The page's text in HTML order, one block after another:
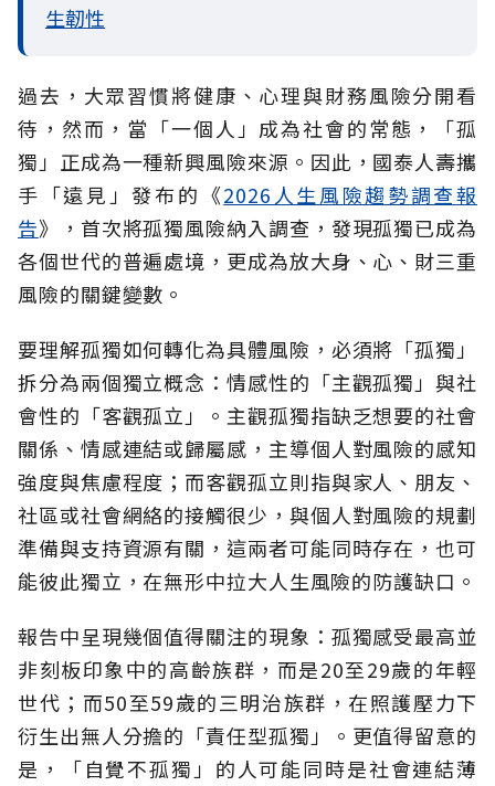
生韌性
過去，大眾習慣將健康、心理與財務風險分開看
待，然而，當「一個人」成為社會的常態，「孤
獨」正成為一種新興風險來源。因此，國泰人壽攜
手「遠見」發布的《2026人生風險趨勢調查報
告》，首次將孤獨風險納入調查，發現孤獨已成為
各個世代的普遍處境，更成為放大身、心、財三重
風險的關鍵變數。
要理解孤獨如何轉化為具體風險，必須將「孤獨」
拆分為兩個獨立概念：情感性的「主觀孤獨」與社
會性的「客觀孤立」。主觀孤獨指缺乏想要的社會
關係、情感連結或歸屬感，主導個人對風險的感知
強度與焦慮程度；而客觀孤立則指與家人、朋友、
社區或社會網絡的接觸很少，與個人對風險的規劃
準備與支持資源有關，這兩者可能同時存在，也可
能彼此獨立，在無形中拉大人生風險的防護缺口。
報告中呈現幾個值得關注的現象：孤獨感受最高並
非刻板印象中的高齡族群，而是20至29歲的年輕
世代；而50至59歲的三明治族群，在照護壓力下
衍生出無人分擔的「責任型孤獨」。更值得留意的
是，「自覺不孤獨」的人可能同時是社會連結薄